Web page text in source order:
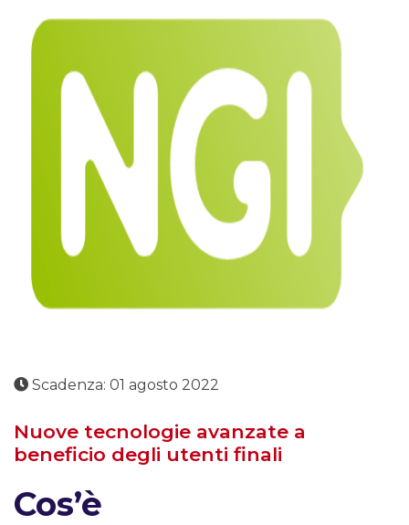
Scadenza: 01 agosto 2022
Nuove tecnologie avanzate a
beneficio degli utenti finali
Cos’è